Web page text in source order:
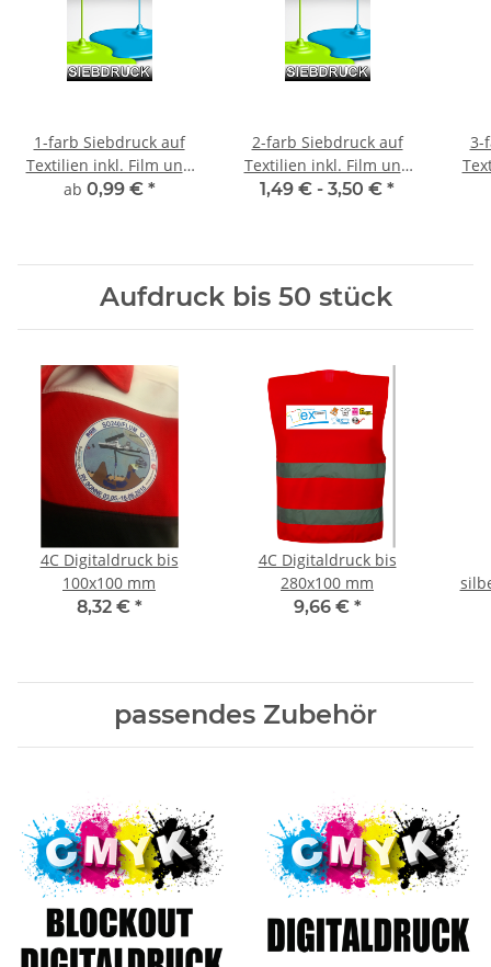
1-farb Siebdruck auf
Textilien inkl. Film und
Sieberstellung
ab 0,99 € *
2-farb Siebdruck auf
Textilien inkl. Film und
Sieberstellung
1,49 € - 3,50 € *
3-
Aufdruck bis 50 stück
4C Digitaldruck bis
100x100 mm
8,32 € *
4C Digitaldruck bis
280x100 mm
9,66 € *
passendes Zubehör